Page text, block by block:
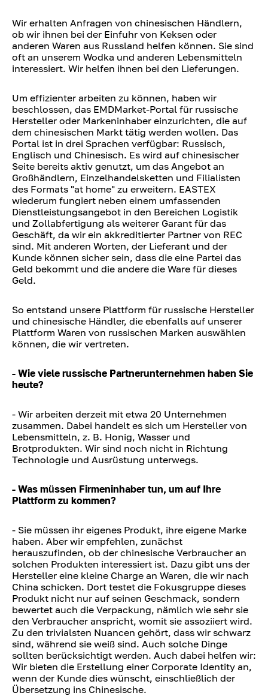
Wir erhalten Anfragen von chinesischen Händlern,
ob wir ihnen bei der Einfuhr von Keksen oder
anderen Waren aus Russland helfen können. Sie sind
oft an unserem Wodka und anderen Lebensmitteln
interessiert. Wir helfen ihnen bei den Lieferungen.
Um effizienter arbeiten zu können, haben wir
beschlossen, das EMDMarket-Portal für russische
Hersteller oder Markeninhaber einzurichten, die auf
dem chinesischen Markt tätig werden wollen. Das
Portal ist in drei Sprachen verfügbar: Russisch,
Englisch und Chinesisch. Es wird auf chinesischer
Seite bereits aktiv genutzt, um das Angebot an
Großhändlern, Einzelhandelsketten und Filialisten
des Formats "at home" zu erweitern. EASTEX
wiederum fungiert neben einem umfassenden
Dienstleistungsangebot in den Bereichen Logistik
und Zollabfertigung als weiterer Garant für das
Geschäft, da wir ein akkreditierter Partner von REC
sind. Mit anderen Worten, der Lieferant und der
Kunde können sicher sein, dass die eine Partei das
Geld bekommt und die andere die Ware für dieses
Geld.
So entstand unsere Plattform für russische Hersteller
und chinesische Händler, die ebenfalls auf unserer
Plattform Waren von russischen Marken auswählen
können, die wir vertreten.
- Wie viele russische Partnerunternehmen haben Sie
heute?
- Wir arbeiten derzeit mit etwa 20 Unternehmen
zusammen. Dabei handelt es sich um Hersteller von
Lebensmitteln, z. B. Honig, Wasser und
Brotprodukten. Wir sind noch nicht in Richtung
Technologie und Ausrüstung unterwegs.
- Was müssen Firmeninhaber tun, um auf Ihre
Plattform zu kommen?
- Sie müssen ihr eigenes Produkt, ihre eigene Marke
haben. Aber wir empfehlen, zunächst
herauszufinden, ob der chinesische Verbraucher an
solchen Produkten interessiert ist. Dazu gibt uns der
Hersteller eine kleine Charge an Waren, die wir nach
China schicken. Dort testet die Fokusgruppe dieses
Produkt nicht nur auf seinen Geschmack, sondern
bewertet auch die Verpackung, nämlich wie sehr sie
den Verbraucher anspricht, womit sie assoziiert wird.
Zu den trivialsten Nuancen gehört, dass wir schwarz
sind, während sie weiß sind. Auch solche Dinge
sollten berücksichtigt werden. Auch dabei helfen wir:
Wir bieten die Erstellung einer Corporate Identity an,
wenn der Kunde dies wünscht, einschließlich der
Übersetzung ins Chinesische.